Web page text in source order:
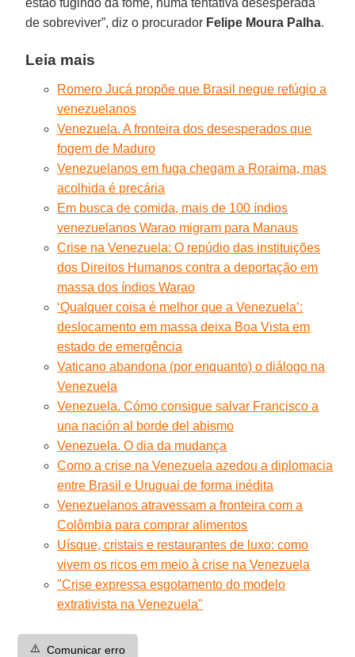
de sobreviver”, diz o procurador Felipe Moura Palha.
Leia mais
Romero Jucá propõe que Brasil negue refúgio a
venezuelanos
Venezuela. A fronteira dos desesperados que
fogem de Maduro
Venezuelanos em fuga chegam a Roraima, mas
acolhida é precária
Em busca de comida, mais de 100 índios
venezuelanos Warao migram para Manaus
Crise na Venezuela: O repúdio das instituições
dos Direitos Humanos contra a deportação em
massa dos índios Warao
‘Qualquer coisa é melhor que a Venezuela’:
deslocamento em massa deixa Boa Vista em
estado de emergência
Vaticano abandona (por enquanto) o diálogo na
Venezuela
Venezuela. Cómo consigue salvar Francisco a
una nación al borde del abismo
Venezuela. O dia da mudança
Como a crise na Venezuela azedou a diplomacia
entre Brasil e Uruguai de forma inédita
Venezuelanos atravessam a fronteira com a
Colômbia para comprar alimentos
Uísque, cristais e restaurantes de luxo: como
vivem os ricos em meio à crise na Venezuela
"Crise expressa esgotamento do modelo
extrativista na Venezuela"
⚠️ Comunicar erro